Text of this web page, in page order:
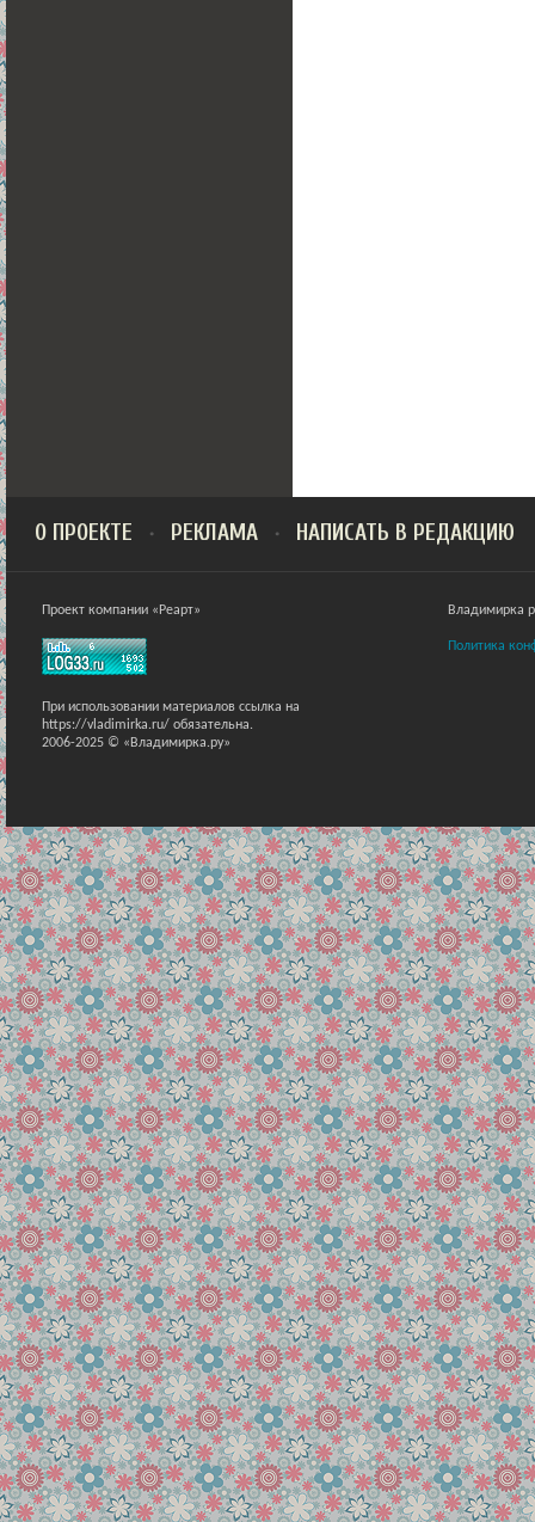
О ПРОЕКТЕ РЕКЛАМА НАПИСАТЬ В РЕДАКЦИЮ
Проект компании «Реарт»
При использовании материалов ссылка на
https://vladimirka.ru/ обязательна.
2006-2025 © «Владимирка.ру»
Владимирка
Политика